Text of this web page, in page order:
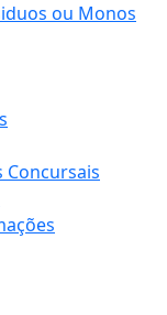
ou Monos